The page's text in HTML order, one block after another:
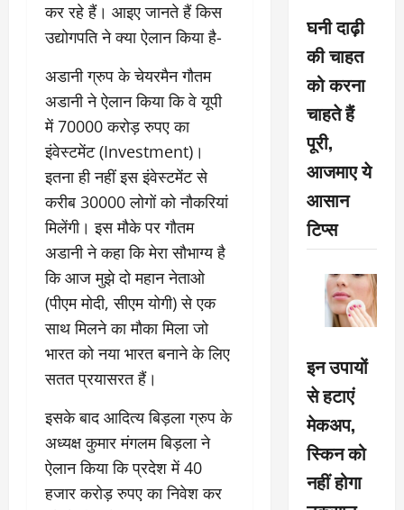
कर रहे हैं। आइए जानते हैं किस
उद्योगपति ने क्या ऐलान किया है-
अडानी ग्रुप के चेयरमैन गौतम
अडानी ने ऐलान किया कि वे यूपी
में 70000 करोड़ रुपए का
इंवेस्टमेंट (Investment)।
इतना ही नहीं इस इंवेस्टमेंट से
करीब 30000 लोगों को नौकरियां
मिलेंगी। इस मौके पर गौतम
अडानी ने कहा कि मेरा सौभाग्य है
कि आज मुझे दो महान नेताओ
(पीएम मोदी, सीएम योगी) से एक
साथ मिलने का मौका मिला जो
भारत को नया भारत बनाने के लिए
सतत प्रयासरत हैं।
इसके बाद आदित्य बिड़ला ग्रुप के
अध्यक्ष कुमार मंगलम बिड़ला ने
ऐलान किया कि प्रदेश में 40
हजार करोड़ रुपए का निवेश कर
घनी दाढ़ी
की चाहत
को करना
चाहते हैं
पूरी,
आजमाए ये
आसान
टिप्स
इन उपायों
से हटाएं
मेकअप,
स्किन को
नहीं होगा